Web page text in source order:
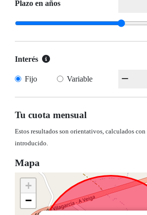
Plazo en años
Interés
Fijo Variable
Tu cuota mensual
Estos resultados son orientativos, calculados con
introducido.
Mapa
+
−